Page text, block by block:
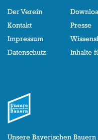
Der Verein
Kontakt
Impressum
Datenschutz
Presse
Inhalte
Unsere Bayerischen Bauern